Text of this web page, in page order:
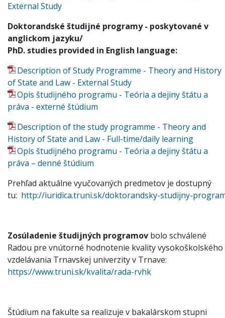
External Study
Doktorandské študijné programy - poskytované v
anglickom jazyku/
PhD. studies provided in English language:
Description of Study Programme - Theory and History
of State and Law - External Study
Opis študijného programu - Teória a dejiny štátu a
práva - externé štúdium
Description of the study programme - Theory and
History of State and Law - Full-time/daily learning
Opis študijného programu - Teória a dejiny štátu a
práva – denné štúdium
Prehľad aktuálne vyučovaných predmetov je dostupný
tu: http://iuridica.truni.sk/doktorandsky-studijny-
Zosúladenie študijných programov bolo schválené
Radou pre vnútorné hodnotenie kvality vysokoškolského
vzdelávania Trnavskej univerzity v Trnave:
https://www.truni.sk/kvalita/rada-rvhk
Štúdium na fakulte sa realizuje v bakalárskom stupni